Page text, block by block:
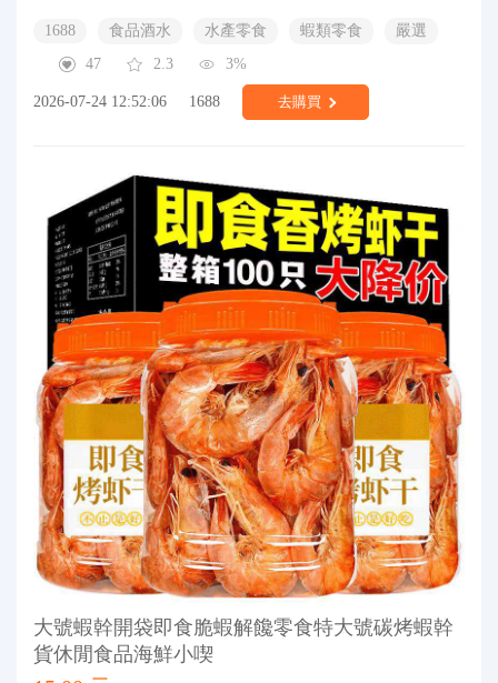
1688 食品酒水 水產零食 蝦類零食
嚴選
47
2.3 3%
2026-07-24 12:52:06 1688 去購買
大號蝦幹開袋即食脆蝦解饞零食特大號碳烤蝦幹
貨休閒食品海鮮小喫